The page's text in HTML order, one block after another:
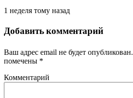
1 неделя тому назад
Добавить комментарий
Ваш адрес email не будет опубликован.
помечены *
Комментарий